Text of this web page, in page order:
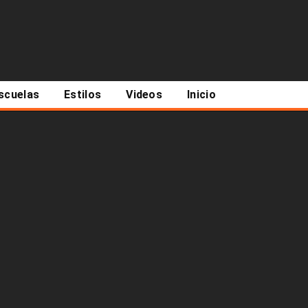
Estilos Videos Inicio